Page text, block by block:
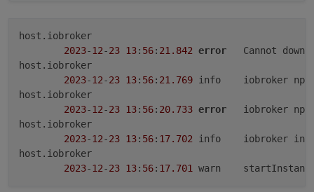
host.iobroker
2023-12-23 13: 56: 21.842 error
Cannot
host.iobroker
2023-12-23 13: 56: 21.769
info	iobroker
host.iobroker
2023-12-23 13: 56: 20.733 error
iobroker
host.iobroker
2023-12-23 13: 56: 17.702
info	iobroker
host.iobroker
2023-12-23 13: 56: 17.701
warn